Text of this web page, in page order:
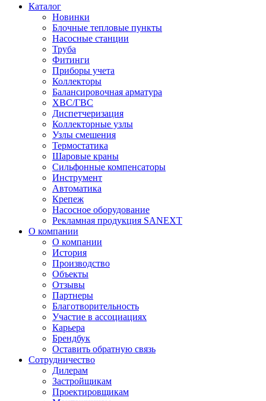
Каталог
Новинки
Блочные тепловые пункты
Насосные станции
Труба
Фитинги
Приборы учета
Коллекторы
Балансировочная арматура
ХВС/ГВС
Диспетчеризация
Коллекторные узлы
Узлы смешения
Термостатика
Шаровые краны
Сильфонные компенсаторы
Инструмент
Автоматика
Крепеж
Насосное оборудование
Рекламная продукция SANEXT
О компании
О компании
История
Производство
Объекты
Отзывы
Партнеры
Благотворительность
Участие в ассоциациях
Карьера
Брендбук
Оставить обратную связь
Сотрудничество
Дилерам
Застройщикам
Проектировщикам